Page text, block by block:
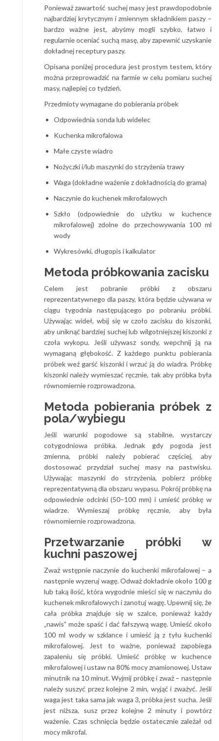
Ponieważ zawartość suchej masy jest prawdopodobnie
najbardziej krytycznym i zmiennym składnikiem paszy –
bardzo ważne jest, abyśmy mogli szybko, łatwo i
regularnie oceniać suchą masę, aby zapewnić uzyskanie
dokładnej receptury paszy.
Opisana poniżej procedura jest prostym testem, który
można przeprowadzić na farmie w celu pomiaru suchej
masy, najlepiej co tydzień.
Przedmioty wymagane do pobierania próbek
Odpowiednia sonda lub widelec
Kuchenka mikrofalowa
Małe czyste wiadro
Nożyczki i/lub maszynki do strzyżenia trawy
Waga (dokładne ważenie z dokładnością do grama)
Naczynie do kuchenek mikrofalowych
Szkło (odpowiednie do użytku w kuchence
mikrofalowej) zdolne do przechowywania 100 ml
wody
Wykresówki, długopis i kalkulator
Metoda próbkowania zacisku
Celem jest pobranie próbki z obszaru
reprezentatywnego dla paszy, która będzie używana w
ciągu tygodnia następującego po pobraniu próbki.
Używając wideł, wbij się w czoło zacisku do kiszonki,
aby uniknąć bardziej suchej lub wilgotniejszej kiszonki z
czoła wykopu. Jeśli używasz sondy, wepchnij ją na
wymaganą głębokość. Z każdego punktu pobierania
próbek weź garść kiszonki i wrzuć ją do wiadra. Próbkę
kiszonki należy wymieszać ręcznie, tak aby próbka była
równomiernie rozprowadzona.
Metoda pobierania próbek z
pola/wybiegu
Jeśli warunki pogodowe są stabilne, wystarczy
cotygodniowa próbka. Jednak gdy pogoda jest
zmienna, próbki należy pobierać częściej, aby
dostosować przydział suchej masy na pastwisku.
Używając maszynki do strzyżenia, pobierz próbkę
reprezentatywną dla obszaru wypasu. Pokrój próbkę na
odpowiednie odcinki (50–100 mm) i umieść próbkę w
wiadrze. Wymieszaj próbkę ręcznie, aby była
równomiernie rozprowadzona.
Przetwarzanie próbki w
kuchni paszowej
Zważ wstępnie naczynie do kuchenki mikrofalowej – a
następnie wyzeruj wagę. Odważ dokładnie około 100 g
lub taką ilość, która wygodnie mieści się w naczyniu do
kuchenek mikrofalowych i zanotuj wagę. Upewnij się, że
cała próbka znajduje się w szalce, ponieważ każdy
„nawis” może spaść i dać fałszywą wagę. Umieść około
100 ml wody w szklance i umieść ją z tyłu kuchenki
mikrofalowej. Jest to ważne, ponieważ zapobiega
zapaleniu się próbki. Umieść próbkę w kuchence
mikrofalowej i ustaw na 80% mocy znamionowej. Ustaw
minutnik na 10 minut. Wyjmij próbkę i zważ – następnie
należy suszyć przez kolejne 2 min, wyjąć i zważyć. Jeśli
waga jest taka sama jak waga 3, próbka jest sucha. Jeśli
jest niższa, susz przez kolejne 2 minuty i powtórz
ważenie. Czas schnięcia będzie ostatecznie zależał od
mocy mikrofal.